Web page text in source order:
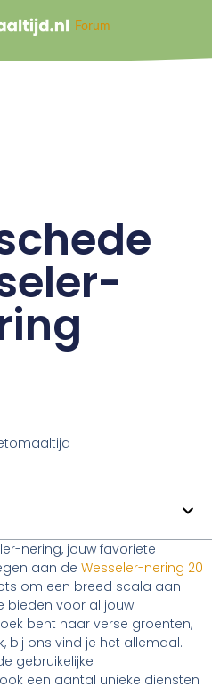
Forum
nering, jouw favoriete
aan de Wesseler-nering 20
om een breed scala aan
bieden voor al jouw
bent naar verse groenten,
bij ons vind je het allemaal.
gebruikelijke
een aantal unieke diensten